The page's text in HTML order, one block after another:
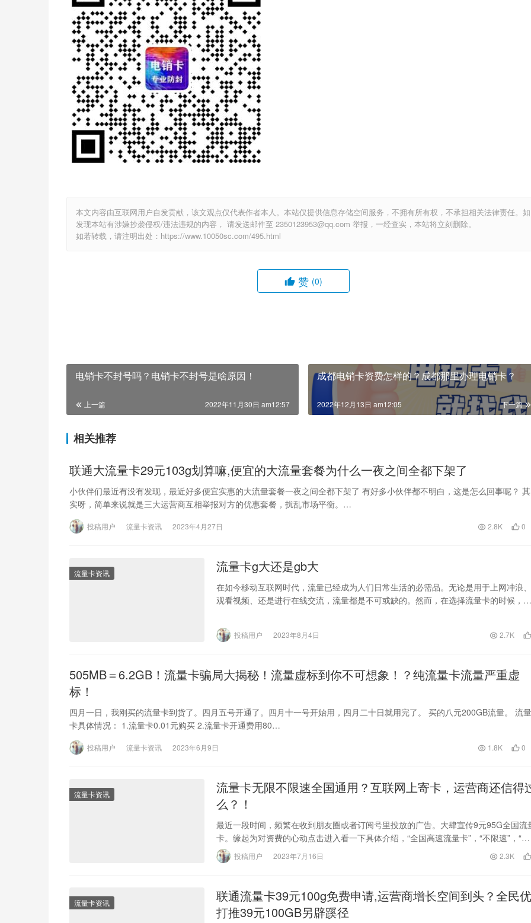
本文内容由互联网用户自发贡献，该文观点仅代表作者本人。本站仅提供信息存储空间服务，不拥有所有权，不承担相关法律责任。如
发现本站有涉嫌抄袭侵权/违法违规的内容， 请发送邮件至 2350123953@qq.com 举报，一经查实，本站将立刻删除。
如若转载，请注明出处：https://www.10050sc.com/495.html
赞 (0)
电销卡不封号吗？电销卡不封号是啥原因！
上一篇 2022年11月30日 am12:57
成都电销卡资费怎样的？成都那里办理电销卡？
下一篇
2022年12月13日 am12:05
相关推荐
联通大流量卡29元103g划算嘛,便宜的大流量套餐为什么一夜之间全都下架了
小伙伴们最近有没有发现，最近好多便宜实惠的大流量套餐一夜之间全都下架了 有好多小伙伴都不明白，这是怎么回事呢？ 其
实呀，简单来说就是三大运营商互相举报对方的优惠套餐，扰乱市场平衡。…
投稿用户 流量卡资讯 2023年4月27日 2.8K 0
流量卡资讯 流量卡g大还是gb大
在如今移动互联网时代，流量已经成为人们日常生活的必需品。无论是用于上网冲浪、
观看视频、还是进行在线交流，流量都是不可或缺的。然而，在选择流量卡的时候，很
投稿用户 2023年8月4日 2.7K
505MB＝6.2GB！流量卡骗局大揭秘！流量虚标到你不可想象！？纯流量卡流量严重虚
标！
四月一日，我刚买的流量卡到货了。四月五号开通了。四月十一号开始用，四月二十日就用完了。 买的八元200GB流量。 流量
卡具体情况： 1.流量卡0.01元购买 2.流量卡开通费用80…
投稿用户 流量卡资讯 2023年6月9日 1.8K 0
流量卡资讯
流量卡无限不限速全国通用？互联网上寄卡，运营商还信得
么？！
最近一段时间，频繁在收到朋友圈或者订阅号里投放的广告。大肆宣传9元95G全国流
卡。缘起为对资费的心动点击进入看一下具体介绍，“全国高速流量卡”，“不限速”，“不
限APP”“月享9…
投稿用户 2023年7月16日 2.3K
流量卡资讯
联通流量卡39元100g免费申请,运营商增长空间到头？全民优
打推39元100GB另辟蹊径